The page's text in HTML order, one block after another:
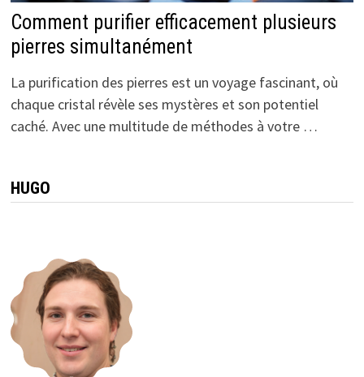
Comment purifier efficacement plusieurs
pierres simultanément
La purification des pierres est un voyage fascinant, où
chaque cristal révèle ses mystères et son potentiel
caché. Avec une multitude de méthodes à votre …
HUGO